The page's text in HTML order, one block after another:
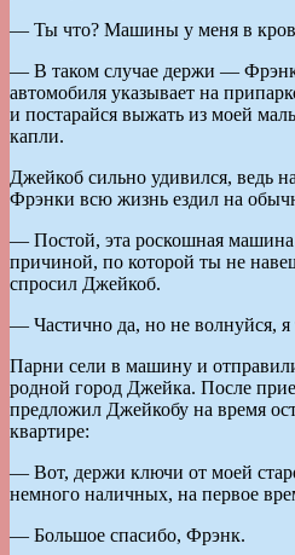
— Ты что? Машины у меня в
— В таком случае держи — Фрэнк
автомобиля указывает на
и постарайся выжать из моей
капли.
Джейкоб сильно удивился, ведь
Фрэнки всю жизнь ездил на
— Постой, эта роскошная машина
причиной, по которой ты не
спросил Джейкоб.
— Частично да, но не волнуйся, я
Парни сели в машину и
родной город Джейка. После
предложил Джейкобу на время
квартире:
— Вот, держи ключи от моей
немного наличных, на первое
— Большое спасибо, Фрэнк.